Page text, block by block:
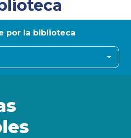
por la biblioteca